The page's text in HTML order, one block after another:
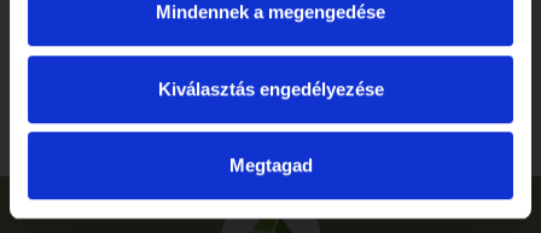
Mindennek a megengedése
Kiválasztás engedélyezése
Megtagad
Ballagás, ahogyan megérdemled: ünnepelj stílusosan és
gluténmentesen a Tibidabóban